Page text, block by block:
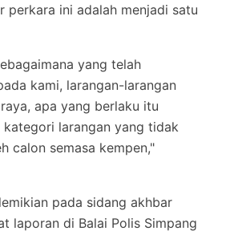
perkara ini adalah menjadi satu
yang telah
kami, larangan-larangan
apa yang berlaku itu
kategori larangan yang tidak
calon semasa kempen,"
pada sidang akhbar
laporan di Balai Polis Simpang